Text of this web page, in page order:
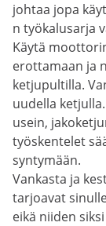
johtaa jopa
n työkalusarja
Käytä
erottamaan ja
ketjupultilla.
uudella
usein,
työskentelet
syntymään.
Vankasta ja
tarjoavat
eikä niiden